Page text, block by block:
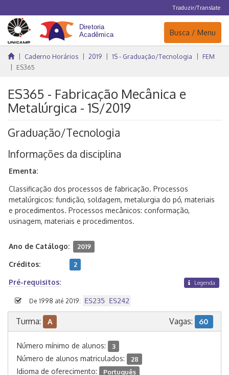
Traduzir/Translate
Navegação
Busca / Menu
Caderno Horários 2019 1S - Graduação/Tecnologia
FEM
ES365
ES365 - Fabricação Mecânica e
Metalúrgica - 1S/2019
Graduação/Tecnologia
Informações da disciplina
Ementa:
Classificação dos processos de fabricação. Processos
metalúrgicos: fundição, soldagem, metalurgia do pó, materiais
e procedimentos. Processos mecânicos: conformação,
usinagem, materiais e procedimentos.
Ano de Catálogo: 2019
Créditos: 2
Pré-requisitos: Legenda
De 1998 até 2019: ES235 ES242
Turma: A Vagas: 60
Número mínimo de alunos: 3
Número de alunos matriculados: 28
Idioma de oferecimento: Português